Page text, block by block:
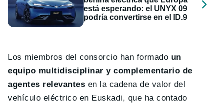
está esperando: el UNYX 09
podría convertirse en el ID.9
Los miembros del consorcio han formado un
equipo multidisciplinar y complementario de
agentes relevantes en la cadena de valor del
vehículo eléctrico en Euskadi, que ha contado